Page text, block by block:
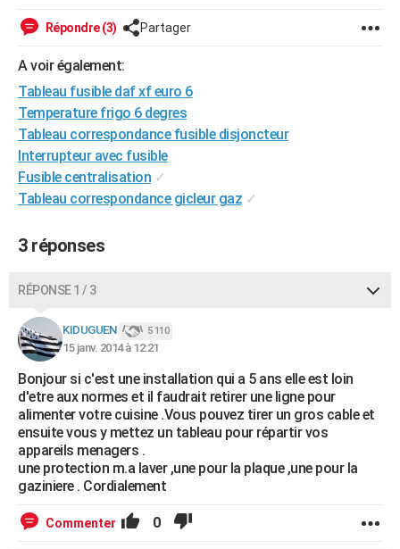
FORUM
Bricolage
Lifestyle
Culture
Sport
Auto
Television
Voyage
Cinema
Répondre (3) Partager
A voir également:
Tableau fusible daf xf euro 6
Temperature frigo 6 degres
Tableau correspondance fusible disjoncteur
Interrupteur avec fusible
Fusible centralisation ✓
Tableau correspondance gicleur gaz ✓
3 réponses
RÉPONSE 1 / 3
KIDUGUEN 5 110
15 janv. 2014 à 12:21
Bonjour si c'est une installation qui a 5 ans elle est loin
d'etre aux normes et il faudrait retirer une ligne pour
alimenter votre cuisine .Vous pouvez tirer un gros cable et
ensuite vous y mettez un tableau pour répartir vos
appareils menagers .
une protection m.a laver ,une pour la plaque ,une pour la
gaziniere . Cordialement
Commenter 0